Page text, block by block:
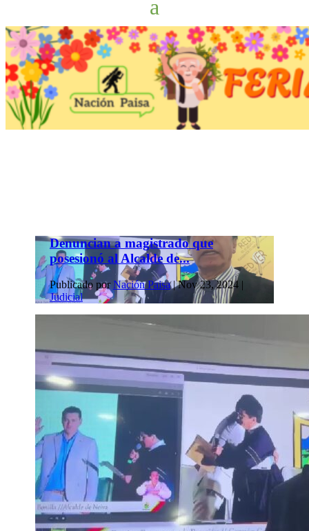
Denuncian a magistrado que
posesionó al Alcalde de...
Publicado porNación Paisa|Nov 23, 2024|
Judicial